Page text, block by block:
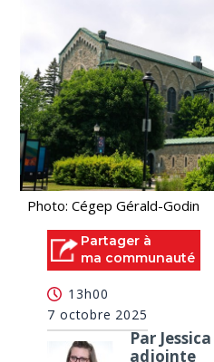
Photo: Cégep Gérald-Godin
Partager à
ma communauté
13h00
7 octobre 2025
Par
adjointe